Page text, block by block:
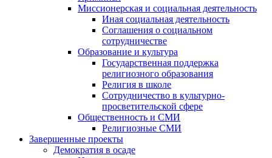
Миссионерская и социальная деятельность
Иная социальная деятельность
Соглашения о социальном
сотрудничестве
Образование и культура
Государственная поддержка
религиозного образования
Религия в школе
Сотрудничество в культурно-
просветительской сфере
Общественность и СМИ
Религиозные СМИ
Завершенные проекты
Демократия в осаде